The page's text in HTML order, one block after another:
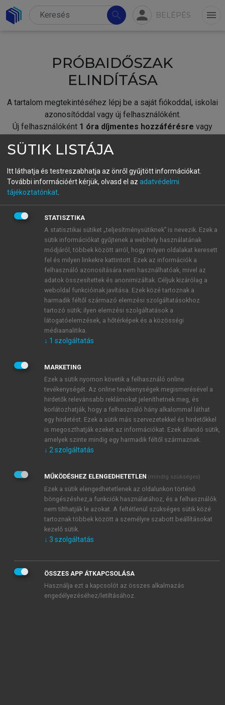
search person BELÉPÉS menu
PRÓBAIDŐSZAK
ELINDÍTÁSA
A tartalom megtekintéséhez lépj be a saját fiókoddal, iskolai
azonosítóddal vagy új felhasználóként.
Új felhasználóként 1 óra díjmentes hozzáférésre vagy
fiókoddal,vagy hozz létre új fiókot.
A regisztráció után apróbaidőszakautomatikusan
BELÉPÉS SAJÁT FIÓKKAL
ÚJ FIÓK LÉTREHOZÁSA
1 óra díjmentes hozzáférés
E-MAIL-CÍM
JELSZÓ
JELSZÓ ÚJRA
Kérek értesítést a MeRSZ újdonságairól, akcióiról.
Kérek értesítést az Akadémiai Kiadó Zrt. újdonságairól,
Adatkezelési tájékoztatóbanfoglaltakat tudomásul
veszem és elfogadom.
Általános vásárlási feltételeket, valamint a szotar.netés a
mersz.huoldalak licencszerződéseiben foglaltakat
tudomásul veszem és elfogadom.
KIPRÓBÁLOM
SÜTIK LISTÁJA
Itt láthatja és testreszabhatja az önről gyűjtött információkat.
További információért kérjük, olvasd el az adatvédelmi
tájékoztatónkat
STATISZTIKA
A statisztikai sütiket „teljesítménysütiknek” is nevezik. Ezek a
sütik információkat gyűjtenek a webhely használatának
módjáról, többek között arról, hogy milyen oldalakat keresett
fel és milyen linkekre kattintott. Ezek az információk a
felhasználó azonosítására nem használhatóak, mivel az
adatok összesítettek és anonimizáltak. Céljuk kizárólag a
weboldal funkcióinak javítása. Ezek közé tartoznak a
harmadik féltől származó elemzési szolgáltatásokhoz
tartozó sütik; ilyen elemzési szolgáltatások a
látogatóelemzések, a hőtérképek és a közösségi
médiaanalitika.
↓ 1 szolgáltatás
MARKETING
Ezek a sütik nyomon követik a felhasználó online
tevékenységét. Az online tevékenységek megismerésével a
hirdetők relevánsabb reklámokat jeleníthetnek meg, és
korlátozhatják, hogy a felhasználó hány alkalommal láthat
egy hirdetést. Ezek a sütik más szervezetekkel és hirdetőkkel
is megoszthatják ezeket az információkat. Ezek állandó sütik,
amelyek szinte mindig egy harmadik féltől származnak.
↓ 2 szolgáltatás
MŰKÖDÉSHEZ ELENGEDHETETLEN (mindig szükséges)
Ezek a sütik elengedhetetlenek az oldalunkon történő
böngészéshez,a funkciók használatához, és a felhasználók
nem tilthatják le azokat. A feltétlenül szükséges sütik közé
tartoznak többek között a személyre szabott beállításokat
kezelő sütik.
↓ 3 szolgáltatás
ÖSSZES APP ÁTKAPCSOLÁSA
Használja ezt a kapcsolót az összes alkalmazás
engedélyezéséhez/letiltásához.